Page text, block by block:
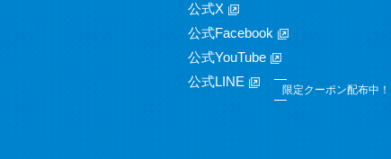
公式X
公式Facebook
公式YouTube
公式LINE
限定クーポン配布中！